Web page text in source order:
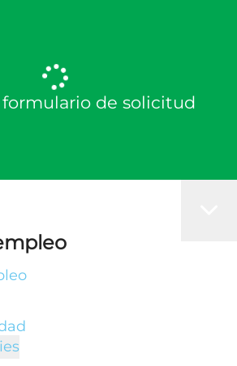
formulario de solicitud